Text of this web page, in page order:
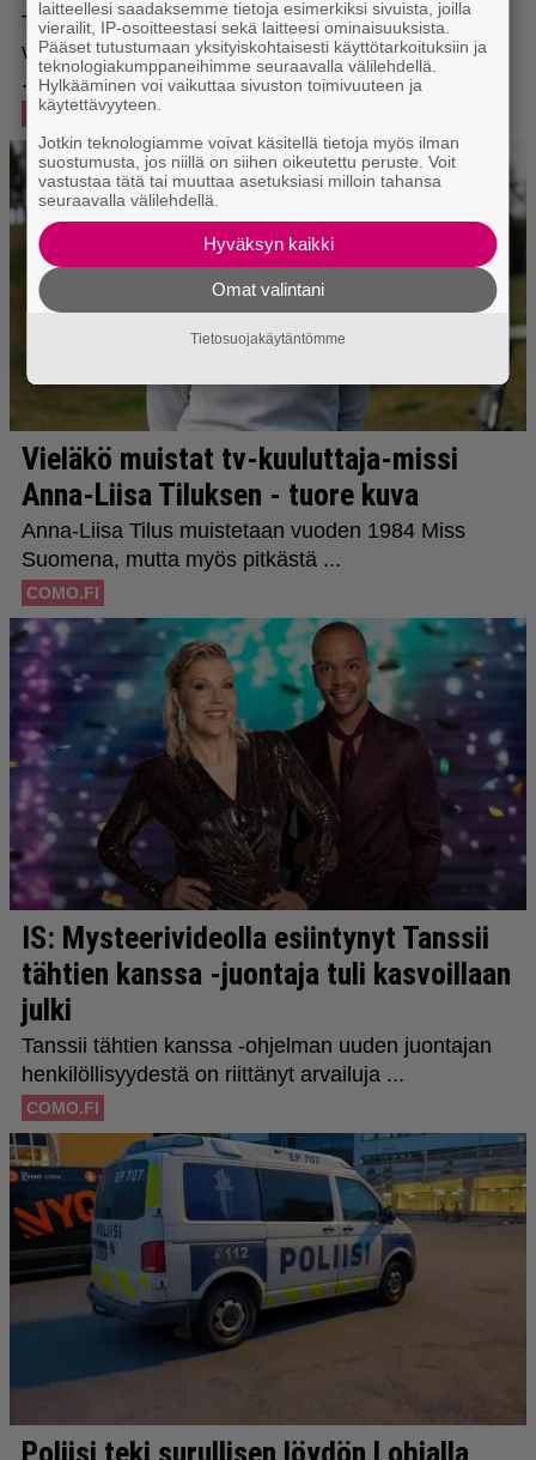
laitteellesi saadaksemme tietoja esimerkiksi sivuista, joilla
vierailit, IP-osoitteestasi sekä laitteesi ominaisuuksista.
Pääset tutustumaan yksityiskohtaisesti käyttötarkoituksiin ja
teknologiakumppaneihimme seuraavalla välilehdellä.
Hylkääminen voi vaikuttaa sivuston toimivuuteen ja
käytettävyyteen.
Jotkin teknologiamme voivat käsitellä tietoja myös ilman
suostumusta, jos niillä on siihen oikeutettu peruste. Voit
vastustaa tätä tai muuttaa asetuksiasi milloin tahansa
seuraavalla välilehdellä.
Hyväksyn kaikki
Omat valintani
Tietosuojakäytäntömme